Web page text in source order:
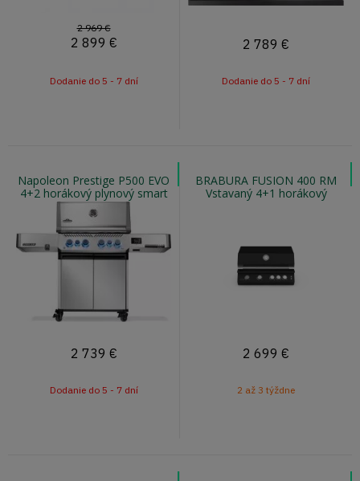
2 969 €
2 899 €
Dodanie do 5 - 7 dní
2 789 €
Dodanie do 5 - 7 dní
Napoleon Prestige P500 EVO
4+2 horákový plynový smart
gril s infra horákom
2 739 €
Dodanie do 5 - 7 dní
BRABURA FUSION 400 RM
Vstavaný 4+1 horákový
plynový gril
2 699 €
2 až 3 týždne